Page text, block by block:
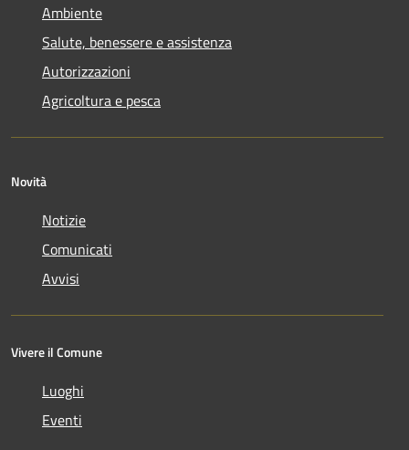
Ambiente
Salute, benessere e assistenza
Autorizzazioni
Agricoltura e pesca
Novità
Notizie
Comunicati
Avvisi
Vivere il Comune
Luoghi
Eventi